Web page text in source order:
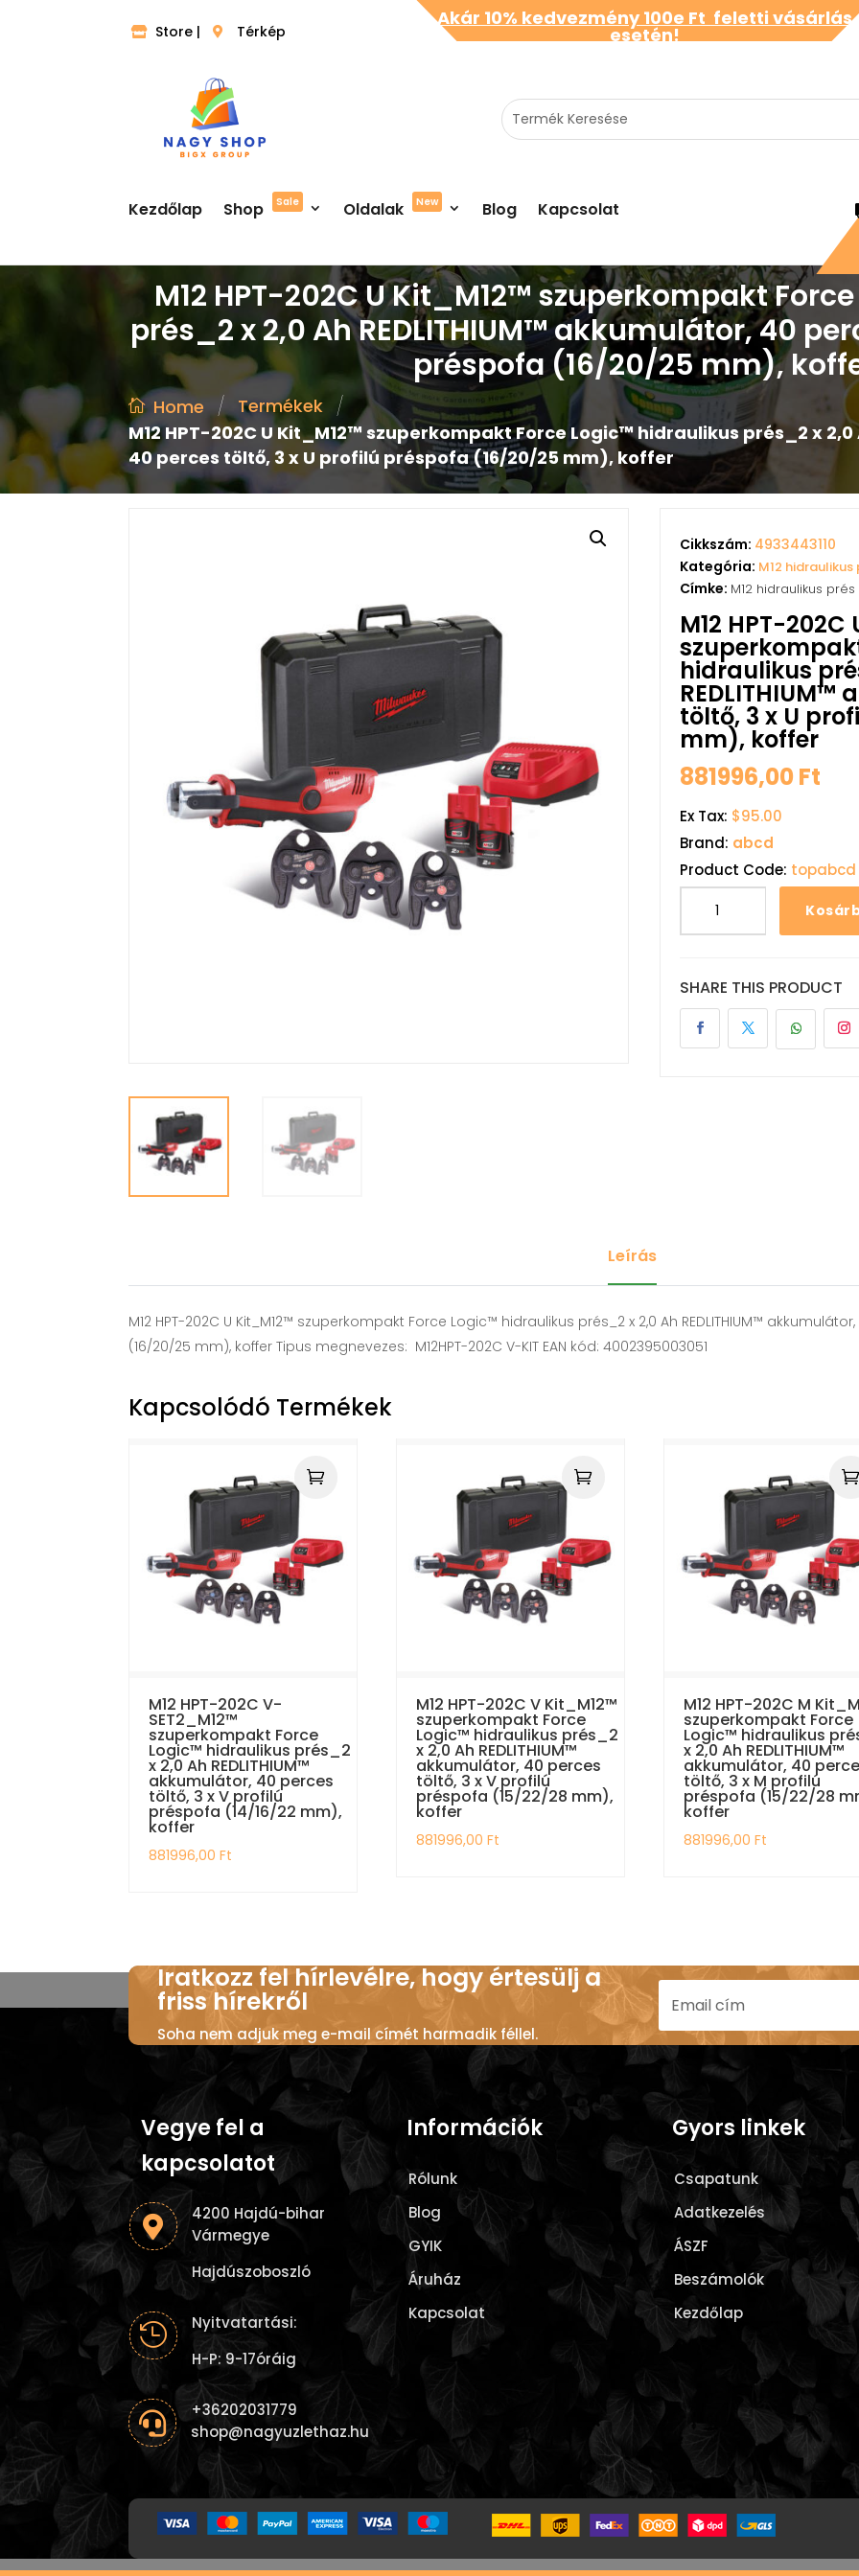
Store | Térkép
Akár 10% kedvezmény 100e Ft feletti vásárlás
esetén!
Kezdőlap Shop Sale Oldalak New Blog Kapcsolat
M12 HPT-202C U Kit_M12™ szuperkompakt
prés_2 x 2,0 Ah REDLITHIUM™ akkumulátor, 40
préspofa (16/20/25 mm),
Home / Termékek /
M12 HPT-202C U Kit_M12™ szuperkompakt Force Logic™ hidraulikus prés_2 x 2,0
40 perces töltő, 3 x U profilú préspofa (16/20/25 mm), koffer
Cikkszám: 4933443110
Kategória: M12 hidraulikus
Címke: M12 hidraulikus prés
M12 HPT-202C
hidraulikus
töltő, 3 x U
mm), koffer
881996,00Ft
Ex Tax: $95.00
Brand: abcd
Product Code: topabcd
SHARE THIS PRODUCT
Leírás
M12 HPT-202C U Kit_M12™ szuperkompakt Force Logic™ hidraulikus prés_2 x 2,0 Ah REDLITHIUM™
(16/20/25 mm), koffer Tipus megnevezes: M12HPT-202C V-KIT EAN kód: 4002395003051
Kapcsolódó Termékek
M12 HPT-202C V-
SET2_M12™
szuperkompakt Force
Logic™ hidraulikus prés_2
x 2,0 Ah REDLITHIUM™
akkumulátor, 40 perces
töltő, 3 x V profilú
préspofa (14/16/22 mm),
koffer
881996,00Ft
M12 HPT-202C V Kit_M12™
szuperkompakt Force
Logic™ hidraulikus prés_2
x 2,0 Ah REDLITHIUM™
akkumulátor, 40 perces
töltő, 3 x V profilú
préspofa (15/22/28 mm),
koffer
881996,00Ft
M12 HPT-202C M
szuperkompakt Force
Logic™ hidraulikus
x 2,0 Ah REDLITHIUM™
akkumulátor, 40
töltő, 3 x M profilú
préspofa (15/22/28
koffer
881996,00Ft
Iratkozz fel hírlevélre, hogy értesülj a
friss hírekről
Soha nem adjuk meg e-mail címét harmadik féllel.
Vegye fel a
kapcsolatot

4200 Hajdú-bihar
Vármegye
Hajdúszoboszló

Nyitvatartási:
H-P: 9-17óráig

+36202031779
shop@nagyuzlethaz.hu
Információk
Rólunk
Blog
GYIK
Áruház
Kapcsolat
Gyors linkek
Csapatunk
Adatkezelés
ÁSZF
Beszámolók
Kezdőlap